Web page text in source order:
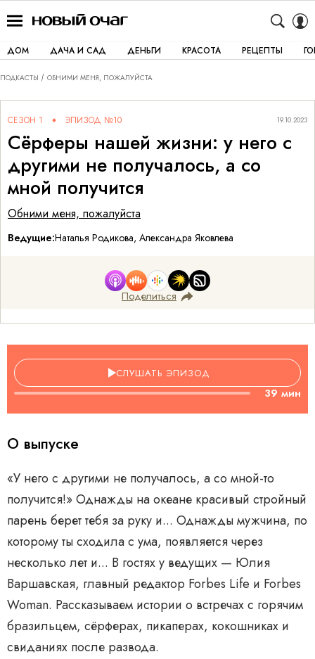
ДОМ ДАЧА И САД ДЕНЬГИ КРАСОТА РЕЦЕПТЫ
ПОДКАСТЫ ОБНИМИ МЕНЯ, ПОЖАЛУЙСТА
СЕЗОН 1 ЭПИЗОД №10 19.10.2023
Сёрферы нашей жизни: у него с
другими не получалось, а со
мной получится
Обними меня, пожалуйста
Ведущие:Наталья Родикова, Александра Яковлева
Поделиться
СЛУШАТЬ ЭПИЗОД
39 мин
О выпуске
«У него с другими не получалось, а со мной-то
получится!» Однажды на океане красивый стройный
парень берет тебя за руку и... Однажды мужчина, по
которому ты сходила с ума, появляется через
несколько лет и... В гостях у ведущих — Юлия
Варшавская, главный редактор Forbes Life и Forbes
Woman. Рассказываем истории о встречах с горячим
бразильцем, сёрферах, пикаперах, кокошниках и
свиданиях после развода.